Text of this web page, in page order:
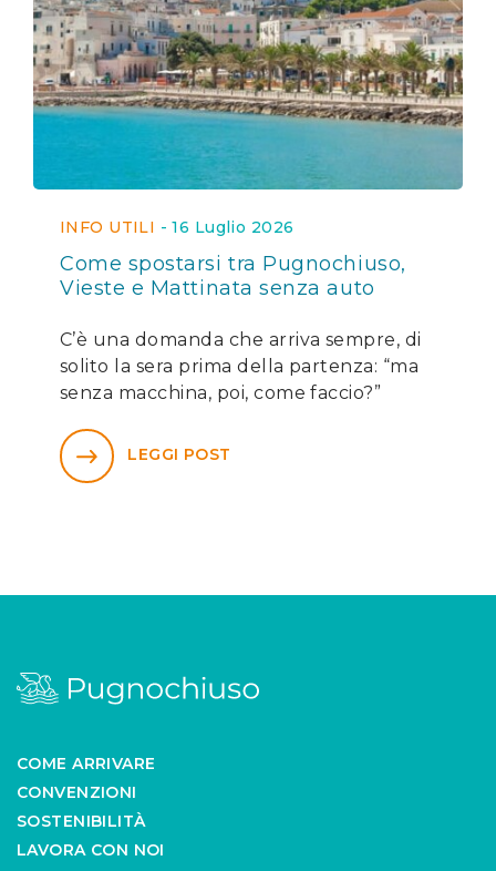
INFO UTILI -16 Luglio 2026
Come spostarsi tra Pugnochiuso,
Vieste e Mattinata senza auto
C’è una domanda che arriva sempre, di
solito la sera prima della partenza: “ma
senza macchina, poi, come faccio?”
LEGGI POST
COME ARRIVARE
CONVENZIONI
SOSTENIBILITÀ
LAVORA CON NOI